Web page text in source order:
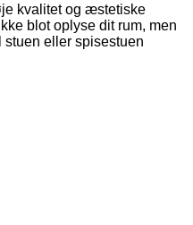
kvalitet og æstetiske
blot oplyse dit rum, men
eller spisestuen